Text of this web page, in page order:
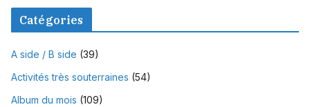
Catégories
A side / B side (39)
Activités très souterraines (54)
Album du mois (109)